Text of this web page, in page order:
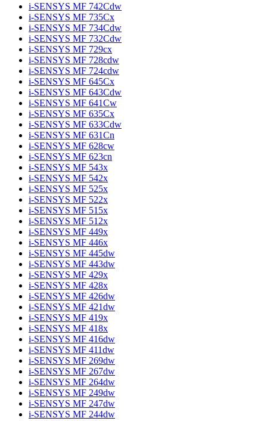
i-SENSYS MF 742Cdw
i-SENSYS MF 735Cx
i-SENSYS MF 734Cdw
i-SENSYS MF 732Cdw
i-SENSYS MF 729cx
i-SENSYS MF 728cdw
i-SENSYS MF 724cdw
i-SENSYS MF 645Cx
i-SENSYS MF 643Cdw
i-SENSYS MF 641Cw
i-SENSYS MF 635Cx
i-SENSYS MF 633Cdw
i-SENSYS MF 631Cn
i-SENSYS MF 628cw
i-SENSYS MF 623cn
i-SENSYS MF 543x
i-SENSYS MF 542x
i-SENSYS MF 525x
i-SENSYS MF 522x
i-SENSYS MF 515x
i-SENSYS MF 512x
i-SENSYS MF 449x
i-SENSYS MF 446x
i-SENSYS MF 445dw
i-SENSYS MF 443dw
i-SENSYS MF 429x
i-SENSYS MF 428x
i-SENSYS MF 426dw
i-SENSYS MF 421dw
i-SENSYS MF 419x
i-SENSYS MF 418x
i-SENSYS MF 416dw
i-SENSYS MF 411dw
i-SENSYS MF 269dw
i-SENSYS MF 267dw
i-SENSYS MF 264dw
i-SENSYS MF 249dw
i-SENSYS MF 247dw
i-SENSYS MF 244dw